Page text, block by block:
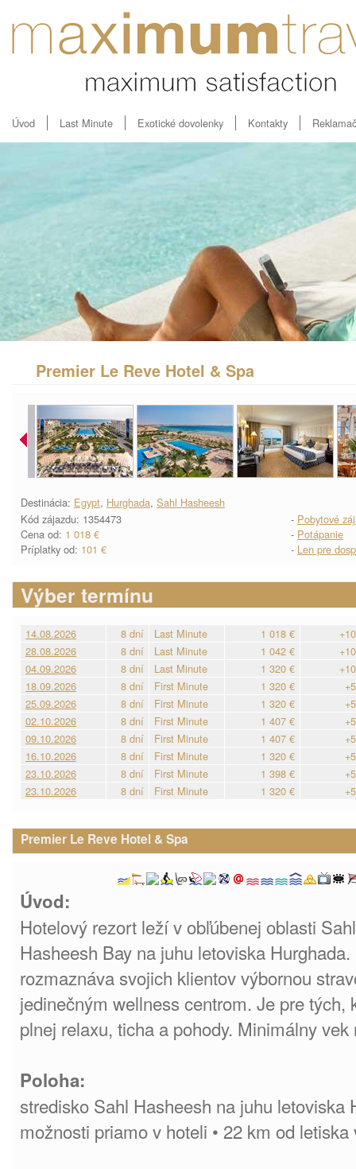
Úvod Last Minute Exotické dovolenky Kontakty
Premier Le Reve Hotel & Spa
Destinácia: Egypt, Hurghada, Sahl Hasheesh
Kód zájazdu: 1354473
Cena od: 1 018 €
Príplatky od: 101 €
- Pobytové
- Potápanie
- Len pre
Výber termínu
14.08.2026 8 dní Last Minute 1 018 €
28.08.2026
8 dní Last Minute 1 042 €
04.09.2026
8 dní Last Minute 1 320 €
18.09.2026
8 dní First Minute 1 320 €
25.09.2026
8 dní First Minute 1 320 €
02.10.2026
8 dní First Minute 1 407 €
09.10.2026
8 dní First Minute 1 407 €
16.10.2026
8 dní First Minute 1 320 €
23.10.2026
8 dní First Minute 1 398 €
23.10.2026
8 dní First Minute 1 320 €
Premier Le Reve Hotel & Spa
Úvod:
Hotelový rezort leží v obľúbenej oblasti Sahl
Hasheesh Bay na juhu letoviska
rozmaznáva svojich klientov výbornou
jedinečným wellness centrom. Je pre tých,
plnej relaxu, ticha a pohody. Minimálny
Poloha:
stredisko Sahl Hasheesh na juhu letoviska
možnosti priamo v hoteli • 22 km od letiska